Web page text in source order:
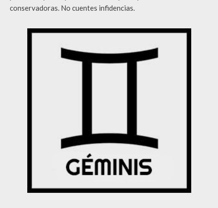
conservadoras. No cuentes infidencias.